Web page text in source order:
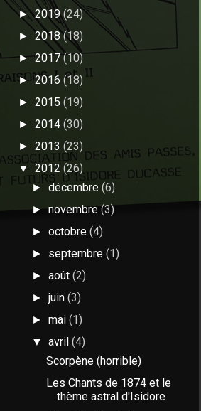
►2019(24)
► 2018(18)
►2017(10)
►2016 (18)
► 2015 (19)
► 2014 (30)
► 2013 (23)
▼ 2012 (26)
►décembre(6)
►novembre(3)
►octobre(4)
► septembre(1)
►août(2)
►juin(3)
►mai(1)
▼avril(4)
Scorpène (horrible)
Les Chants de 1874 et le
thème astral d'Isidore